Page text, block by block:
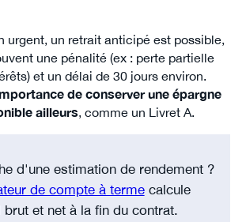
urgent, un retrait anticipé est possible,
une pénalité (ex : perte partielle
et un délai de 30 jours environ.
de conserver une épargne
ailleurs, comme un Livret A.
d'une estimation de rendement ?
de compte à termecalcule
et net à la fin du contrat.